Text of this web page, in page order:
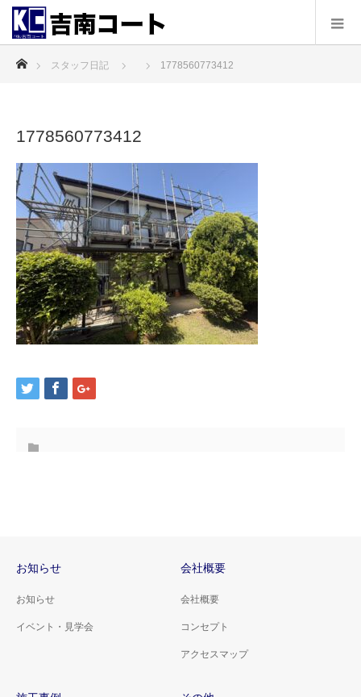
スタッフ日記 1778560773412
1778560773412
お知らせ
お知らせ
イベント・見学会
会社概要
会社概要
コンセプト
アクセスマップ